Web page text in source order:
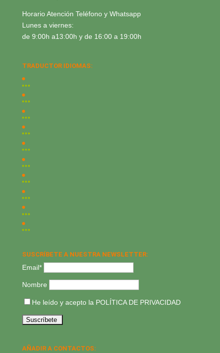
Horario Atención Teléfono y Whatsapp
Lunes a viernes:
de 9:00h a13:00h y de 16:00 a 19:00h
TRADUCTOR IDIOMAS:
SUSCRÍBETE A NUESTRA NEWSLETTER:
Email*
Nombre
He leído y acepto la POLÍTICA DE PRIVACIDAD
AÑADIR A CONTACTOS: